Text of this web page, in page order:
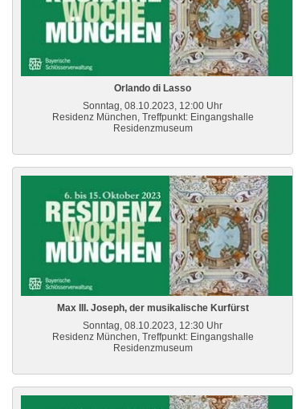
Orlando di Lasso
Sonntag, 08.10.2023, 12:00 Uhr
Residenz München, Treffpunkt: Eingangshalle
Residenzmuseum
Max III. Joseph, der musikalische Kurfürst
Sonntag, 08.10.2023, 12:30 Uhr
Residenz München, Treffpunkt: Eingangshalle
Residenzmuseum